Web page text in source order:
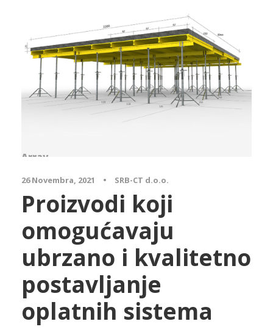
Array
26 Novembra, 2021 • SRB-CT d.o.o.
Proizvodi koji
omogućavaju
ubrzano i kvalitetno
postavljanje
oplatnih sistema